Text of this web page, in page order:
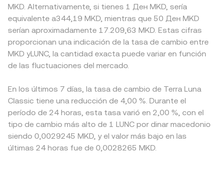
MKD. Alternativamente, si tienes 1 Ден MKD, sería
equivalente a344,19 MKD, mientras que 50 Ден MKD
serían aproximadamente 17.209,63 MKD. Estas cifras
proporcionan una indicación de la tasa de cambio entre
MKD yLUNC, la cantidad exacta puede variar en función
de las fluctuaciones del mercado.
En los últimos 7 días, la tasa de cambio de Terra Luna
Classic tiene una reducción de 4,00 %. Durante el
período de 24 horas, esta tasa varió en 2,00 %, con el
tipo de cambio más alto de 1 LUNC por dinar macedonio
siendo 0,0029245 MKD, y el valor más bajo en las
últimas 24 horas fue de 0,0028265 MKD.